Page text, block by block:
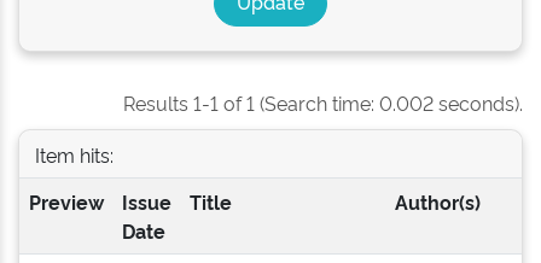
Results 1-1 of 1 (Search time: 0.002 seconds).
Item hits:
Preview
Issue
Date
Title Author(s)